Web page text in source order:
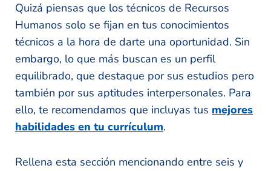
Quizá piensas que los técnicos de Recursos
Humanos solo se fijan en tus conocimientos
técnicos a la hora de darte una oportunidad. Sin
embargo, lo que más buscan es un perfil
equilibrado, que destaque por sus estudios pero
también por sus aptitudes interpersonales. Para
ello, te recomendamos que incluyas tus mejores
habilidades en tu currículum.
Rellena esta sección mencionando entre seis y